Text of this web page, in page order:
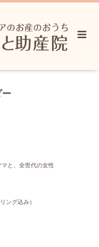
と、全世代の女性
ング込み）